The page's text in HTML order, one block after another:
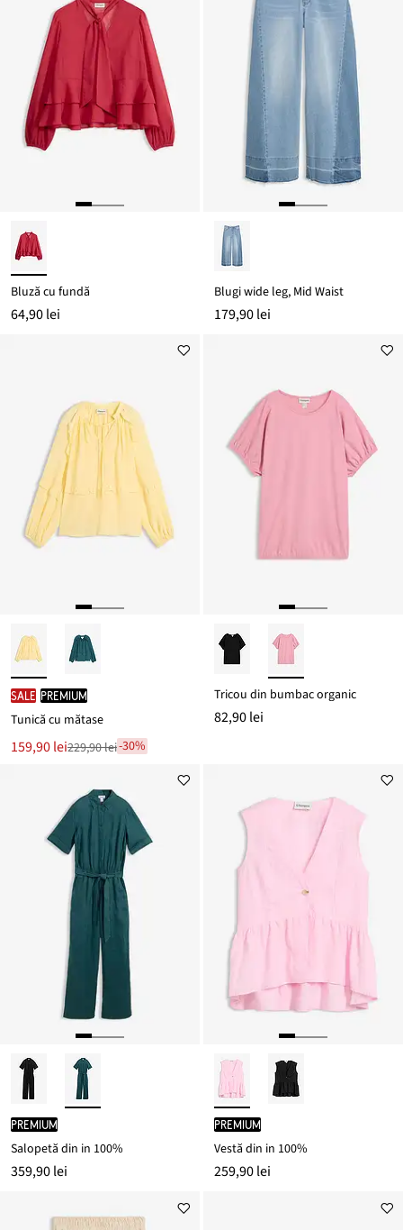
Bluză cu fundă
64,90 lei
Blugi wide leg, Mid Waist
179,90 lei
SALE PREMIUM
Tunică cu mătase
Noul
preț
159,90 lei
Reducere229,90 lei-30%
Tricou din bumbac organic
82,90 lei
PREMIUM
Salopetă din in 100%
359,90 lei
PREMIUM
Vestă din in 100%
259,90 lei